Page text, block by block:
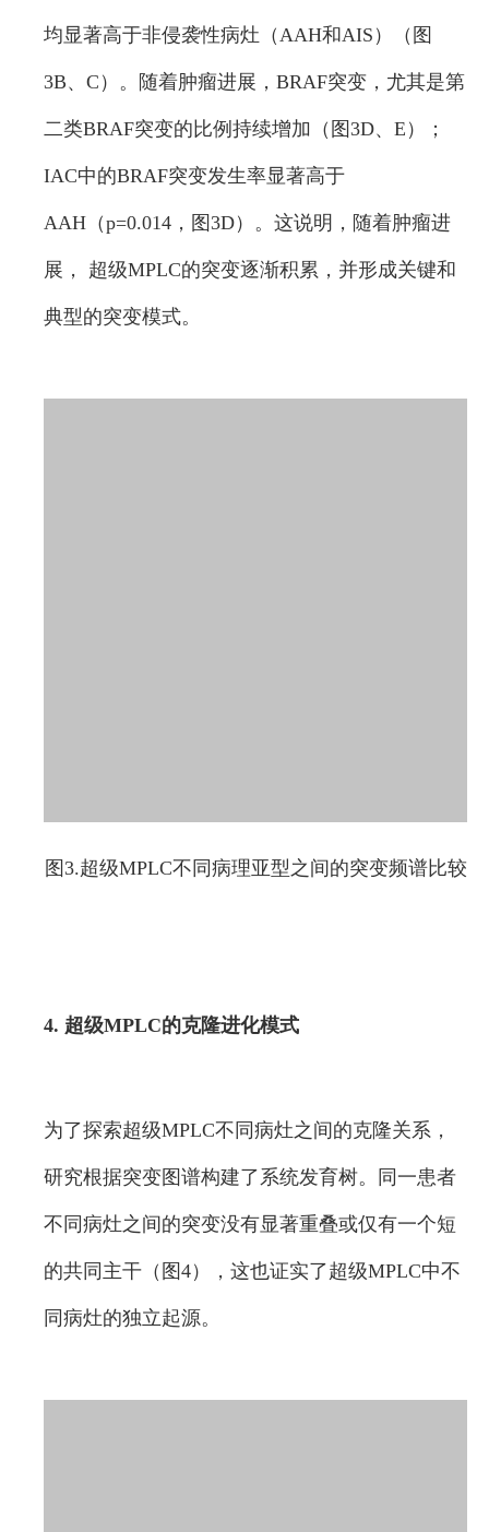
均显著高于非侵袭性病灶（AAH和AIS）（图
3B、C）。随着肿瘤进展，BRAF突变，尤其是第
二类BRAF突变的比例持续增加（图3D、E）；
IAC中的BRAF突变发生率显著高于
AAH（p=0.014，图3D）。这说明，随着肿瘤进
展， 超级MPLC的突变逐渐积累，并形成关键和
典型的突变模式。
图3.超级MPLC不同病理亚型之间的突变频谱比较
4. 超级MPLC的克隆进化模式
为了探索超级MPLC不同病灶之间的克隆关系，
研究根据突变图谱构建了系统发育树。同一患者
不同病灶之间的突变没有显著重叠或仅有一个短
的共同主干（图4），这也证实了超级MPLC中不
同病灶的独立起源。